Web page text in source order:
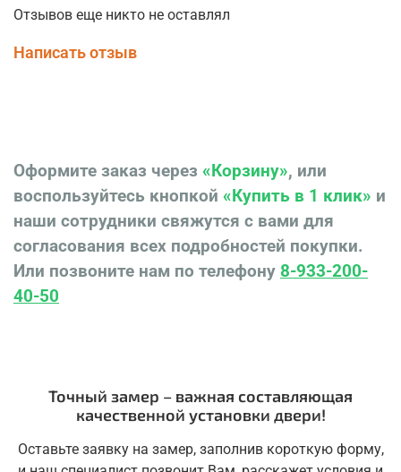
Отзывов еще никто не оставлял
Написать отзыв
Оформите заказ через «Корзину», или
воспользуйтесь кнопкой «Купить в 1 клик» и
наши сотрудники свяжутся с вами для
согласования всех подробностей покупки.
Или позвоните нам по телефону 8-933-200-
40-50
Точный замер – важная составляющая
качественной установки двери!
Оставьте заявку на замер, заполнив короткую форму,